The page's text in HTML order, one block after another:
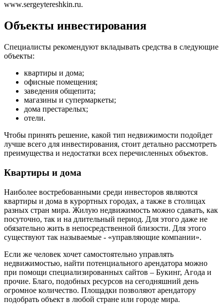
www.sergeytereshkin.ru.
Объекты инвестирования
Специалисты рекомендуют вкладывать средства в следующие
объекты:
квартиры и дома;
офисные помещения;
заведения общепита;
магазины и супермаркеты;
дома престарелых;
отели.
Чтобы принять решение, какой тип недвижимости подойдет
лучше всего для инвестирования, стоит детально рассмотреть
преимущества и недостатки всех перечисленных объектов.
Квартиры и дома
Наиболее востребованными среди инвесторов являются
квартиры и дома в курортных городах, а также в столицах
разных стран мира. Жилую недвижимость можно сдавать, как
посуточно, так и на длительный период. Для этого даже не
обязательно жить в непосредственной близости. Для этого
существуют так называемые - «управляющие компании».
Если же человек хочет самостоятельно управлять
недвижимостью, найти потенциального арендатора можно
при помощи специализированных сайтов – Букинг, Агода и
прочие. Благо, подобных ресурсов на сегодняшний день
огромное количество. Площадки позволяют арендатору
подобрать объект в любой стране или городе мира.